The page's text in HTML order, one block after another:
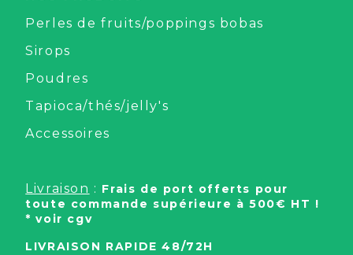
Perles de fruits/poppings bobas
Sirops
Poudres
Tapioca/thés/jelly's
Accessoires
Livraison : Frais de port offerts pour
toute commande supérieure à 500€ HT !
* voir cgv
LIVRAISON RAPIDE 48/72H